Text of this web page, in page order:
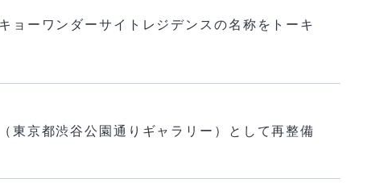
ョーワンダーサイトレジデンスの名称をトーキ
東京都渋谷公園通りギャラリー）として再整備